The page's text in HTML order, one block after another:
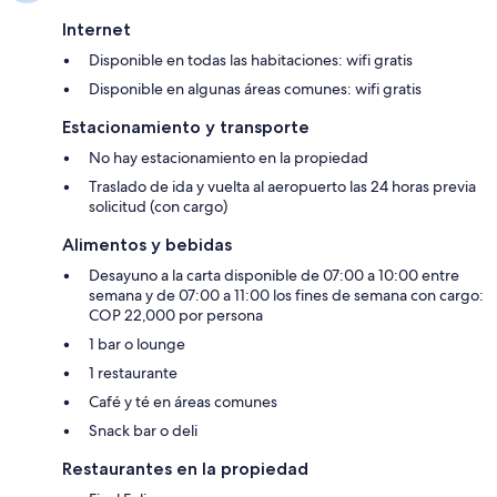
Internet
Disponible en todas las habitaciones: wifi gratis
Disponible en algunas áreas comunes: wifi gratis
Estacionamiento y transporte
No hay estacionamiento en la propiedad
Traslado de ida y vuelta al aeropuerto las 24 horas previa
solicitud (con cargo)
Alimentos y bebidas
Desayuno a la carta disponible de 07:00 a 10:00 entre
semana y de 07:00 a 11:00 los fines de semana con cargo:
COP 22,000 por persona
1 bar o lounge
1 restaurante
Café y té en áreas comunes
Snack bar o deli
Restaurantes en la propiedad